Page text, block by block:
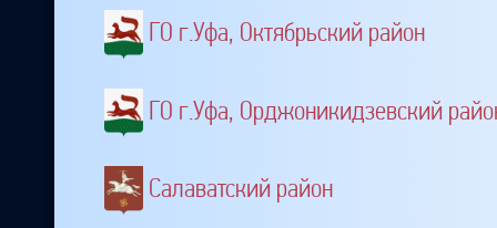
ГО г.Уфа, Октябрьский район
ГО г.Уфа, Орджоникидзевский
Салаватский район